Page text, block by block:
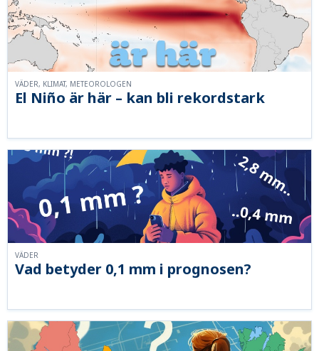
El Niño är här – kan bli rekordstark
VÄDER, KLIMAT, METEOROLOGEN
Vad betyder 0,1 mm i prognosen?
VÄDER